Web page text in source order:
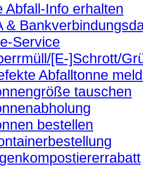
Abfall-Info erhalten
&
Service
[E-]Schrott/
Abfalltonne
tauschen
bestellen